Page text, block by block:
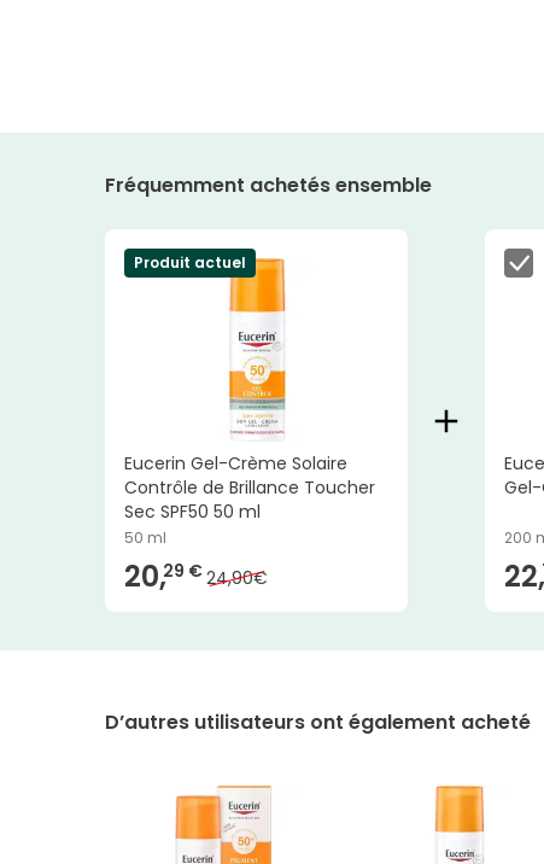
Fréquemment achetés ensemble
Produit actuel
Eucerin Gel-Crème Solaire
Contrôle de Brillance Toucher
Sec SPF50 50 ml
50 ml
20,29 €24,90€
Gel-
200
D’autres utilisateurs ont également acheté